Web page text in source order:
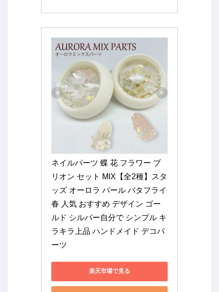
ネイルパーツ 蝶 花 フラワー ブ
リオン セット MIX【全2種】スタ
ッズ オーロラ パール バタフライ
春 人気 おすすめ デザイン ゴー
ルド シルバー自分で シンプル キ
ラキラ上品 ハンドメイド デコパ
ーツ
楽天市場で見る